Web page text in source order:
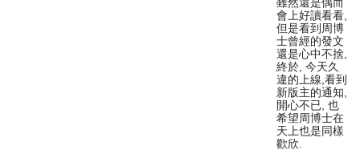
會上好讀看看,
但是看到周博
士曾經的發文
還是心中不捨,
終於, 今天久
違的上線,看到
新版主的通知,
開心不已, 也
希望周博士在
天上也是同樣
歡欣.